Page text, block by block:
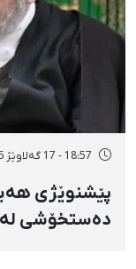
18:57 - 17 گەلاوێژ 2726
پێشنوێژی
دەستخۆشی لە